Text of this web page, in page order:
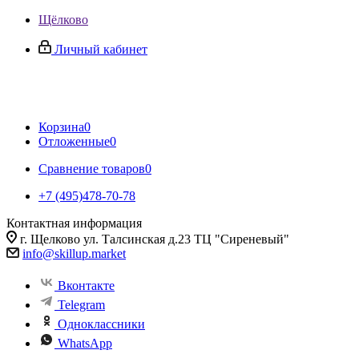
Щёлково
Личный кабинет
Корзина0
Отложенные0
Сравнение товаров0
+7 (495)478-70-78
Контактная информация
г. Щелково ул. Талсинская д.23 ТЦ "Сиреневый"
info@skillup.market
Вконтакте
Telegram
Одноклассники
WhatsApp